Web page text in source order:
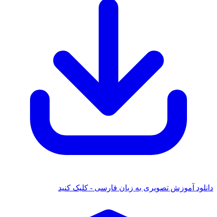
آموزش تصویری به زبان فارسی - کلیک کنید